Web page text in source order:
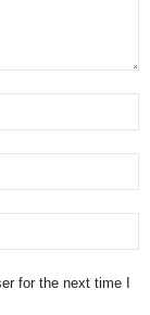
for the next time I